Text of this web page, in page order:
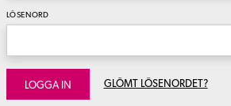
LÖSENORD
LOGGA IN GLÖMT LÖSENORDET?